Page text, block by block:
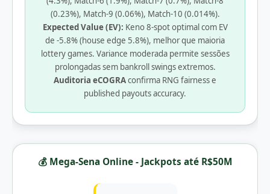
(0.23%), Match-9 (0.06%), Match-10 (0.014%).
Expected Value (EV): Keno 8-spot optimal com EV
de -5.8% (house edge 5.8%), melhor que maioria
lottery games. Variance moderada permite sessões
prolongadas sem bankroll swings extremos.
Auditoria eCOGRAconfirma RNG fairness e
published payouts accuracy.
💰 Mega-Sena Online - Jackpots até R$50M